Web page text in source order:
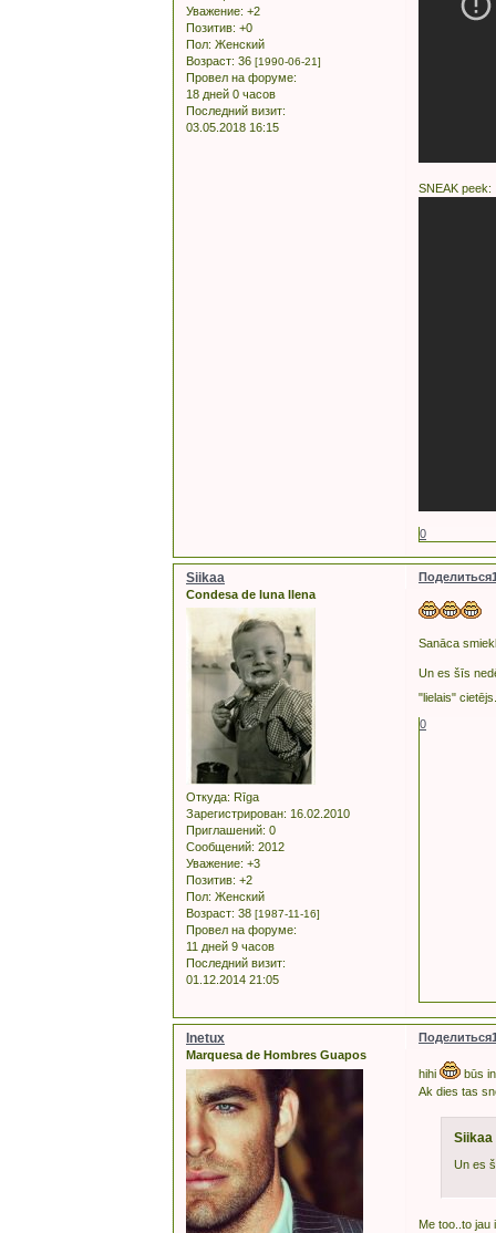
Уважение: +2
Позитив: +0
Пол: Женский
Возраст: 36 [1990-06-21]
Провел на форуме:
18 дней 0 часов
Последний визит:
03.05.2018 16:15
SNEAK peek:
0
Поделиться
Siikaa
Condesa de luna llena
Откуда: Rīga
Зарегистрирован: 16.02.2010
Приглашений: 0
Сообщений: 2012
Уважение: +3
Позитив: +2
Пол: Женский
Возраст: 38 [1987-11-16]
Провел на форуме:
11 дней 9 часов
Последний визит:
01.12.2014 21:05
Sanāca
Un es šīs
"lielais"
0
Поделиться
Inetux
Marquesa de Hombres Guapos
hihi
būs
Ak dies tas
Siikaa
Un es
Me too..to